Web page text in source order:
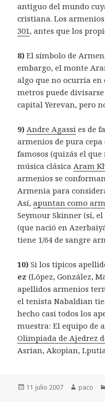
antiguo del mundo
cristiana. Los
301, antes que los
8) El símbolo de
embargo, el monte
algo que no ocurría en
metros puede
capital Yerevan, pero
9) Andre Agassi es de
armenios de pura
famosos (quizás el
música clásicaAram
armenios se
Armenia para
Así,apuntan como
Seymour Skinner (sí,
(que nació en
tiene 1/64 de sangre
10) Si los típicos
ez (López, González,
apellidos armenios
el tenista Nabaldian
hecho casi todos los
muestra: El equipo de
Olimpiada de Ajedrez
Asrian, Akopian,
Publicado
11 julio 2007 Autor
paco